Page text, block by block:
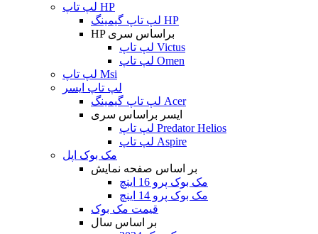
لپ تاپ HP
لپ تاپ گیمینگ HP
HP براساس سری
لپ تاپ Victus
لپ تاپ Omen
لپ تاپ Msi
لپ تاپ ایسر
لپ تاپ گیمینگ Acer
ایسر براساس سری
لپ تاپ Predator Helios
لپ تاپ Aspire
مک بوک اپل
بر اساس صفحه نمایش
مک بوک پرو 16 اینچ
مک بوک پرو 14 اینچ
قیمت مک بوک
بر اساس سال